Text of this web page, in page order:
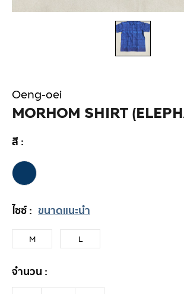
Oeng-oei
MORHOM SHIRT
สี :
ไซซ์ : ขนาดแนะนำ
M L
จำนวน :